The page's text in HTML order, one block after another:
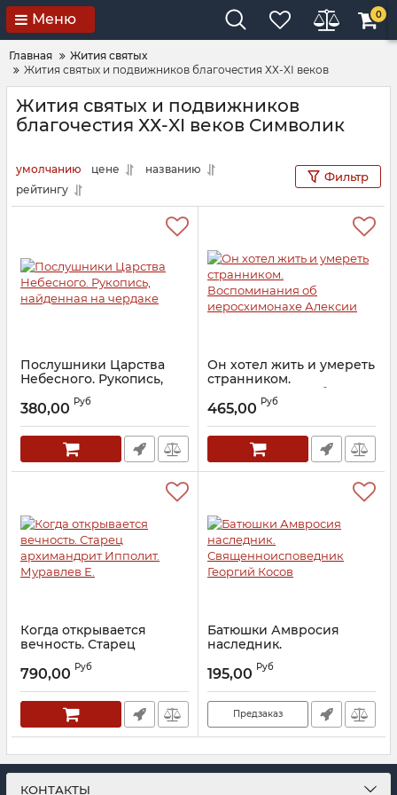
Меню 0
Главная
Жития святых
Жития святых и подвижников благочестия ХХ-XI веков
Жития святых и подвижников
благочестия ХХ-XI веков Символик
умолчанию цене
названию
рейтингу
Фильтр
Послушники Царства
Небесного. Рукопись,
найденная на чердаке
Артикул: 22661
380,00 Руб
Он хотел жить и умереть
странником.
Воспоминания об
иеросхимонахе Алексии
Артикул: 17019
465,00 Руб
Когда открывается
вечность. Старец
архимандрит Ипполит.
Муравлев Е.
Артикул: 22412
790,00 Руб
Батюшки Амвросия
наследник.
Священноисповедник
Георгий Косов
Артикул: 25404
195,00 Руб
Предзаказ
КОНТАКТЫ